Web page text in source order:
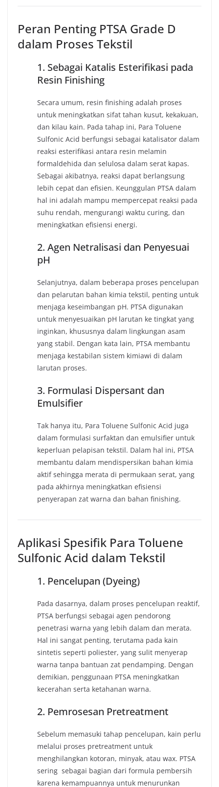
Peran Penting PTSA Grade D
dalam Proses Tekstil
1. Sebagai Katalis Esterifikasi pada
Resin Finishing
Secara umum, resin finishing adalah proses
untuk meningkatkan sifat tahan kusut, kekakuan,
dan kilau kain. Pada tahap ini, Para Toluene
Sulfonic Acid berfungsi sebagai katalisator dalam
reaksi esterifikasi antara resin melamin
formaldehida dan selulosa dalam serat kapas.
Sebagai akibatnya, reaksi dapat berlangsung
lebih cepat dan efisien. Keunggulan PTSA dalam
hal ini adalah mampu mempercepat reaksi pada
suhu rendah, mengurangi waktu curing, dan
meningkatkan efisiensi energi.
2. Agen Netralisasi dan Penyesuai
pH
Selanjutnya, dalam beberapa proses pencelupan
dan pelarutan bahan kimia tekstil, penting untuk
menjaga keseimbangan pH. PTSA digunakan
untuk menyesuaikan pH larutan ke tingkat yang
inginkan, khususnya dalam lingkungan asam
yang stabil. Dengan kata lain, PTSA membantu
menjaga kestabilan sistem kimiawi di dalam
larutan proses.
3. Formulasi Dispersant dan
Emulsifier
Tak hanya itu, Para Toluene Sulfonic Acid juga
dalam formulasi surfaktan dan emulsifier untuk
keperluan pelapisan tekstil. Dalam hal ini, PTSA
membantu dalam mendispersikan bahan kimia
aktif sehingga merata di permukaan serat, yang
pada akhirnya meningkatkan efisiensi
penyerapan zat warna dan bahan finishing.
Aplikasi Spesifik Para Toluene
Sulfonic Acid dalam Tekstil
1. Pencelupan (Dyeing)
Pada dasarnya, dalam proses pencelupan reaktif,
PTSA berfungsi sebagai agen pendorong
penetrasi warna yang lebih dalam dan merata.
Hal ini sangat penting, terutama pada kain
sintetis seperti poliester, yang sulit menyerap
warna tanpa bantuan zat pendamping. Dengan
demikian, penggunaan PTSA meningkatkan
kecerahan serta ketahanan warna.
2. Pemrosesan Pretreatment
Sebelum memasuki tahap pencelupan, kain perlu
melalui proses pretreatment untuk
menghilangkan kotoran, minyak, atau wax. PTSA
sering sebagai bagian dari formula pembersih
karena kemampuannya untuk menurunkan